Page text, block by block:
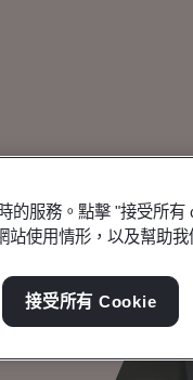
的服務。點擊 "接受所有
使用情形，以及幫助我
接受所有 Cookie